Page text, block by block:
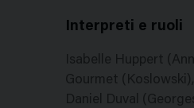
Interpreti e ruoli
Isabelle Huppert
Gourmet
Daniel Duval